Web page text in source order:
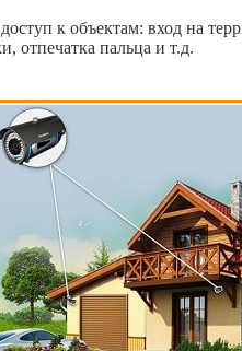
к объектам: вход на
отпечатка пальца и т.д.